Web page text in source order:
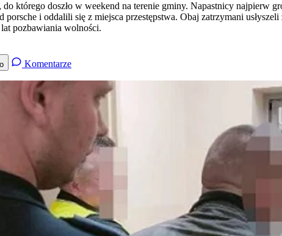
którego doszło w weekend na terenie gminy. Napastnicy najpierw
i oddalili się z miejsca przestępstwa. Obaj zatrzymani
pozbawiania wolności.
Komentarze